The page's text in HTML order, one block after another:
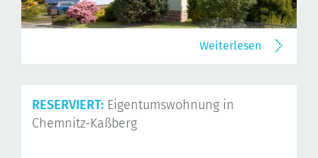
Weiterlesen
RESERVIERT: Eigentumswohnung in
Chemnitz-Kaßberg